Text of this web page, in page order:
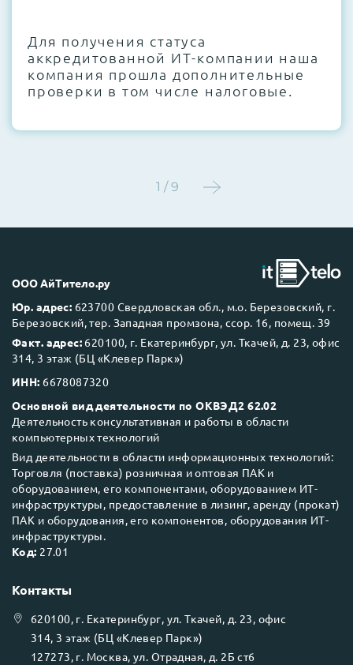
Этап 4:Стресс-тестирование под 100%
нагрузкой в течение 72 часов для
проверки стабильности всех подсистем
Next Business Day (NBD)
Для получения статуса
аккредитованной ИТ-компании наша
компания прошла дополнительные
проверки в том числе налоговые.
1 / 9
ООО АйТитело.ру
Юр. адрес: 623700 Свердловская обл., м.о. Березовский, г.
Березовский, тер. Западная промзона, ссор. 16, помещ. 39
Факт. адрес: 620100, г. Екатеринбург, ул. Ткачей, д. 23, офис
314, 3 этаж (БЦ «Клевер Парк»)
ИНН: 6678087320
Основной вид деятельности по ОКВЭД2 62.02
Деятельность консультативная и работы в области
компьютерных технологий
Вид деятельности в области информационных технологий:
Торговля (поставка) розничная и оптовая ПАК и
оборудованием, его компонентами, оборудованием ИТ-
инфраструктуры, предоставление в лизинг, аренду (прокат)
ПАК и оборудования, его компонентов, оборудования ИТ-
инфраструктуры.
Код: 27.01
Контакты
620100, г. Екатеринбург, ул.Ткачей, д. 23, офис
314, 3 этаж (БЦ «Клевер Парк»)
127273, г. Москва, ул. Отрадная, д. 2Б ст6